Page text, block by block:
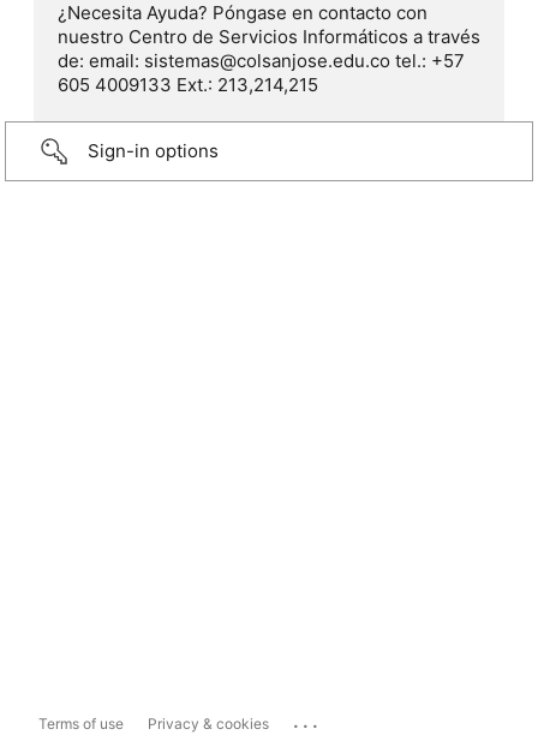
¿Necesita Ayuda? Póngase en contacto con
nuestro Centro de Servicios Informáticos a través
de: email: sistemas@colsanjose.edu.co tel.: +57
605 4009133 Ext.: 213,214,215
Sign-in options
Terms of use Privacy & cookies ...